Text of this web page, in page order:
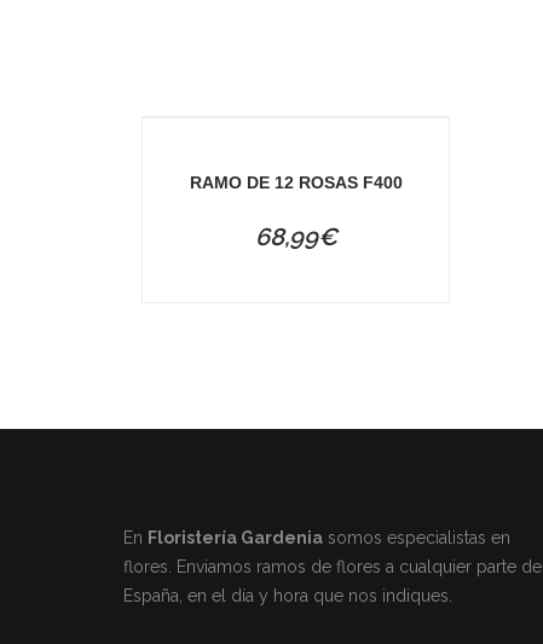
RAMO DE 12 ROSAS F400
68,99€
En Floristería Gardenia somos especialistas en
flores. Enviamos ramos de flores a cualquier parte de
España, en el día y hora que nos indiques.